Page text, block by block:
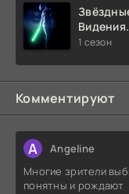
(2026)
1 сезон
Комментируют
A Angeline
Многие зрители
понятны и рождают